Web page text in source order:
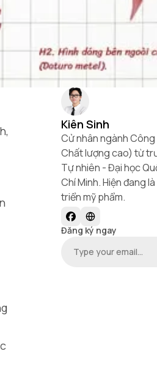
Kiên Sinh
Cử nhân ngành
Chất lượng cao) từ
Tự nhiên - Đại học
Chí Minh. Hiện đang
triển mỹ phẩm.
Đăng ký ngay